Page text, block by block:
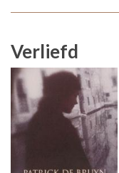
Verliefd